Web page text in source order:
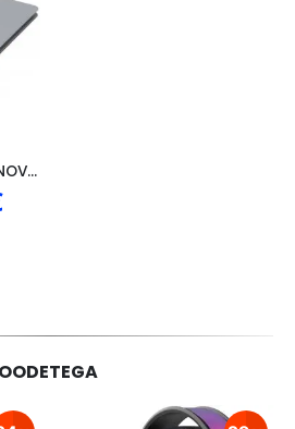
KAANED ORIGINAAL LENOVO TAB 4 10″, HALL